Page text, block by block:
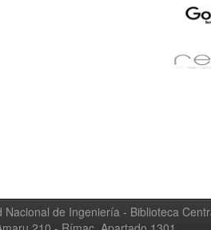
Nacional de Ingeniería - Biblioteca